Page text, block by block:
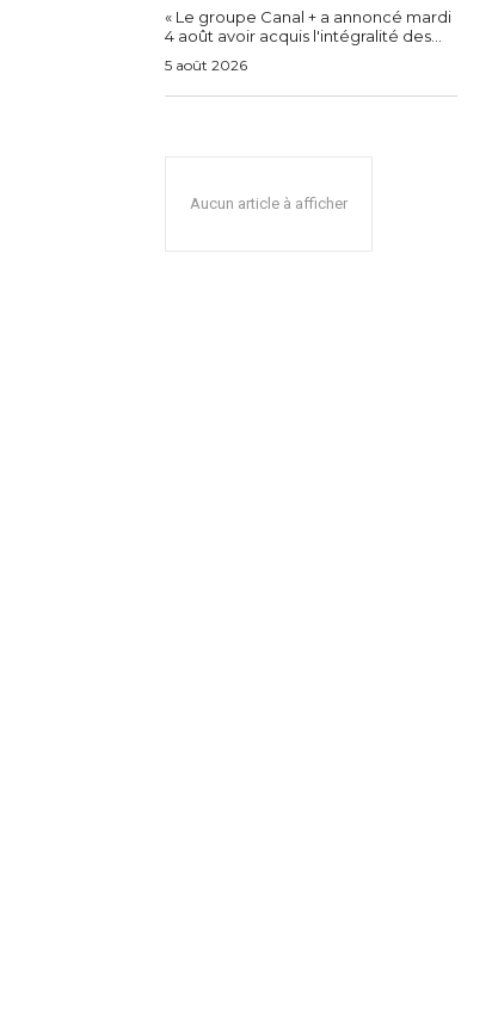
« Le groupe Canal + a annoncé mardi
4 août avoir acquis l'intégralité des...
5 août 2026
Aucun article à afficher